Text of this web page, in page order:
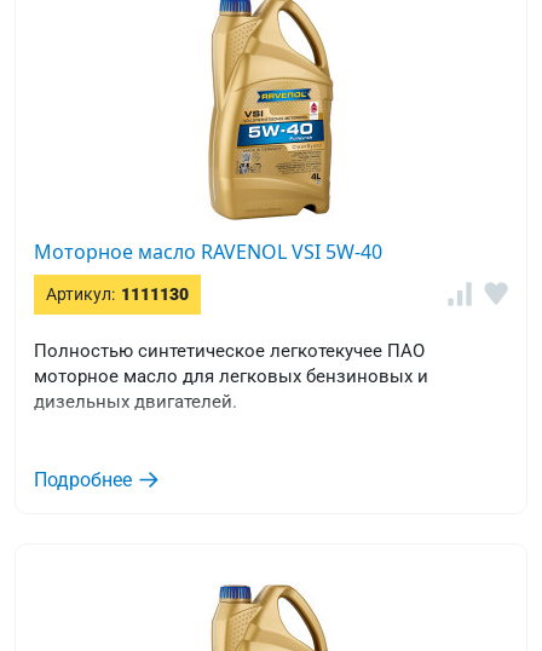
Моторное масло RAVENOL VSI 5W-40
Артикул: 1111130
Полностью синтетическое легкотекучее ПАО
моторное масло для легковых бензиновых и
дизельных двигателей.
Подробнее